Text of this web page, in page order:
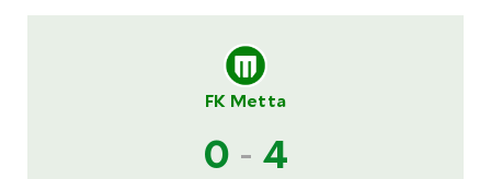
FK Metta
0 - 4